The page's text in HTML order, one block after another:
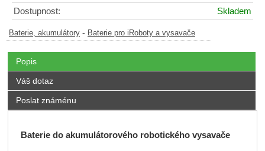
Dostupnost:
Skladem
Baterie, akumulátory - Baterie pro iRoboty a vysavače
Popis
Váš dotaz
Poslat známénu
Baterie do akumulátorového robotického vysavače